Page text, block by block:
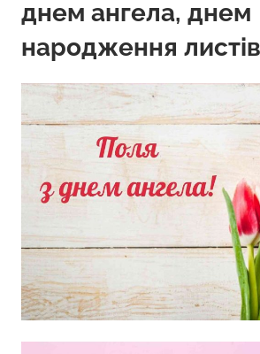
днем ангела, днем
народження